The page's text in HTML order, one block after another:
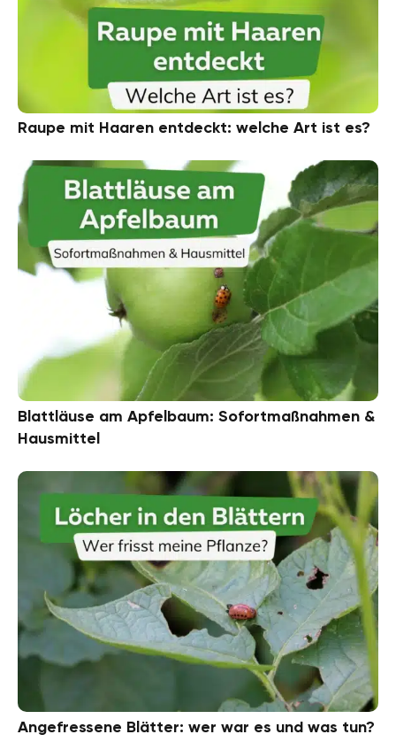
Raupe mit Haaren entdeckt: welche Art ist es?
Blattläuse am Apfelbaum: Sofortmaßnahmen &
Hausmittel
Angefressene Blätter: wer war es und was tun?